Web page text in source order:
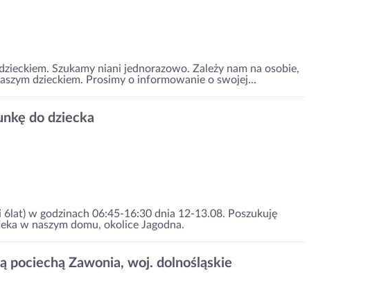
Szukamy niani jednorazowo. Zależy nam na osobie,
dzieckiem. Prosimy o informowanie o swojej...
do dziecka
w godzinach 06:45-16:30 dnia 12-13.08. Poszukuję
w naszym domu, okolice Jagodna.
pociechą Zawonia, woj. dolnośląskie